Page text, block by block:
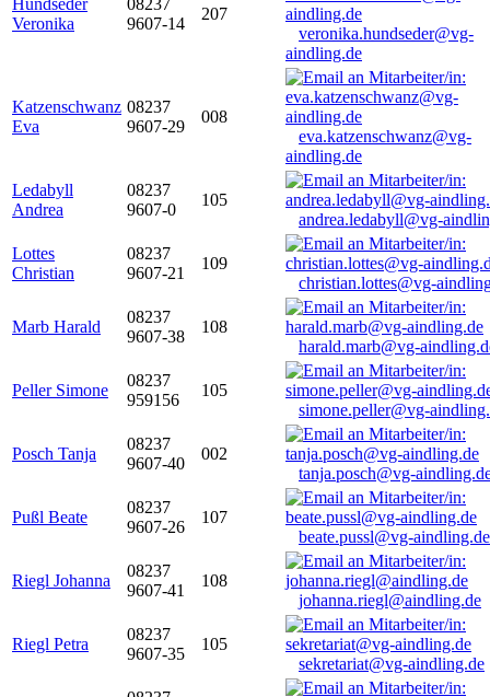
Hundseder
Veronika
08237
9607-14
207
veronika.hundseder@vg-
aindling.de
Katzenschwanz
Eva
08237
9607-29
008
eva.katzenschwanz@vg-
aindling.de
Ledabyll
Andrea
08237
9607-0
105
andrea.ledabyll@vg-
Lottes
Christian
08237
9607-21
109
christian.lottes@vg-
Marb Harald
08237
9607-38
108
harald.marb@vg-
Peller Simone
08237
959156
105
simone.peller@vg-
Posch Tanja
08237
9607-40
002
tanja.posch@vg-
Pußl Beate
08237
9607-26
107
beate.pussl@vg-aindling.de
Riegl Johanna
08237
9607-41
108
johanna.riegl@aindling.de
Riegl Petra
08237
9607-35
105
sekretariat@vg-aindling.de